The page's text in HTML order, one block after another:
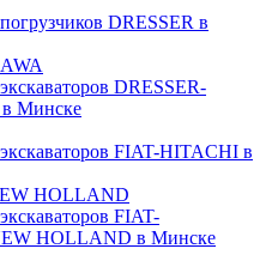
DRESSER в
DRESSER-
Минске
FIAT-HITACHI в
HOLLAND
FIAT-
HOLLAND в Минске